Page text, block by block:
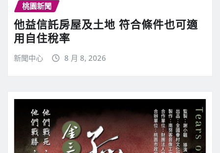
桃園新聞
他益信託房屋及土地 符合條件也可適
用自住稅率
新聞中心 8 月 8, 2026